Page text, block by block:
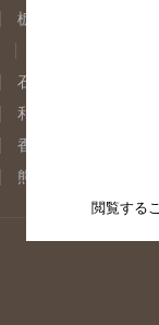
栃木県のバー検索
石川県のバー検索
和歌山県のバー検索
香川県のバー検索
熊本県のバー検索
閲覧する